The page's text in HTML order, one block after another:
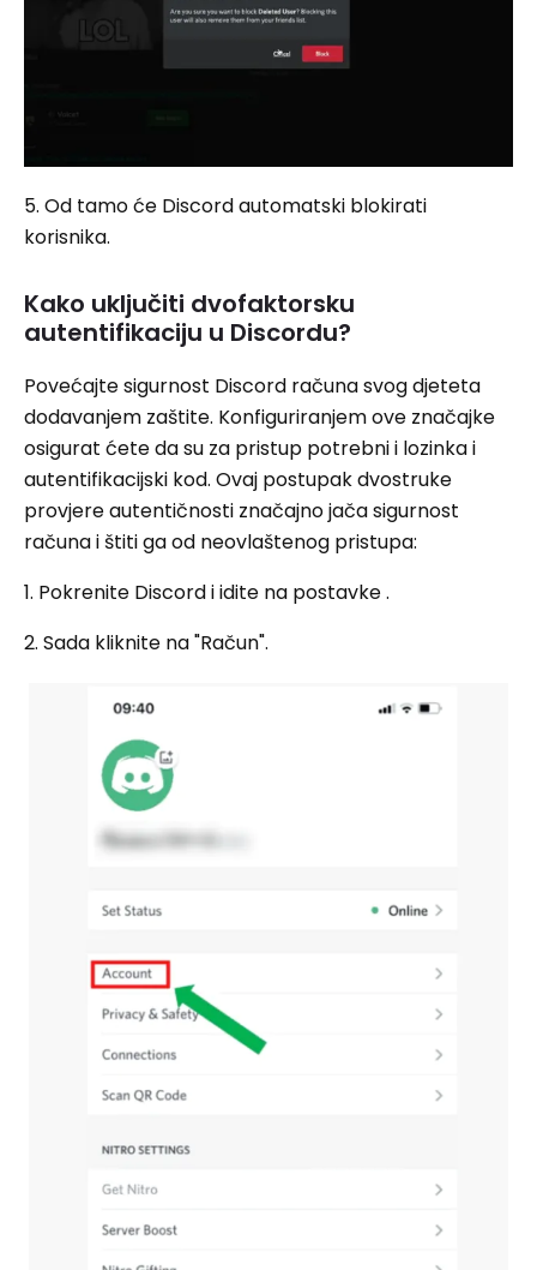
5. Od tamo će Discord automatski blokirati
korisnika.
Kako uključiti dvofaktorsku
autentifikaciju u Discordu?
Povećajte sigurnost Discord računa svog djeteta
dodavanjem zaštite. Konfiguriranjem ove značajke
osigurat ćete da su za pristup potrebni i lozinka i
autentifikacijski kod. Ovaj postupak dvostruke
provjere autentičnosti značajno jača sigurnost
računa i štiti ga od neovlaštenog pristupa:
1. Pokrenite Discord i idite na postavke .
2. Sada kliknite na "Račun".